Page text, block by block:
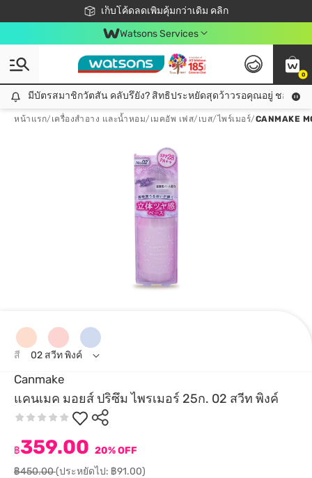
เก็บโค้ดลดเพิ่มคุ้มกว่าเดิม คลิก
ชอปออนไลน์ครั้งแรก ลดเพิ่มจุก ๆ 10%! 🎉
📦ส่งฟรี! เมื่อชอป 499฿
สมาชิกวัตสัน คลับดียังไง?
Watsons Services
0
มีบัตรสมาชิกวัตสัน คลับรึยัง? สิทธิประหยัดสุดว้าวรอคุณอยู่ ชอปคุ้มกว่าเดิม คลิก!
มีบัตรสมาชิกวัตสัน คลับรึยัง? สิทธิประหยัดสุดว้าวรอคุณอยู่ ชอปคุ้มก
หน้าแรก/ เครื่องสำอาง และน้ำหอม/ เมคอัพ เฟส/ เบส/ไพร์เมอร์/CANMAKE
Canmake
แคนเมค มอยส์ ปริซึม ไพรเมอร์ 25ก. 02 สวีท พิงค์
฿359.00 20% OFF
฿450.00(ประหยัดไป: ฿91.00)
สี 02 สวีท พิงค์